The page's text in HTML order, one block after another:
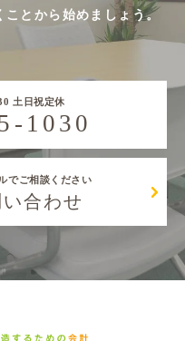
とから始めましょう。
土日祝定休
1030
でご相談ください
合わせ